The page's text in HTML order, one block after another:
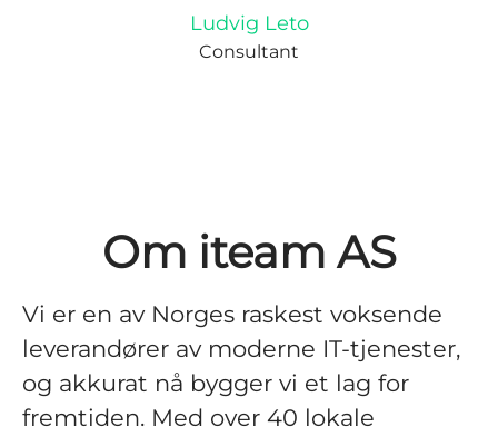
Ludvig Leto
Consultant
Om iteam AS
Vi er en av Norges raskest voksende
leverandører av moderne IT-tjenester,
og akkurat nå bygger vi et lag for
fremtiden. Med over 40 lokale